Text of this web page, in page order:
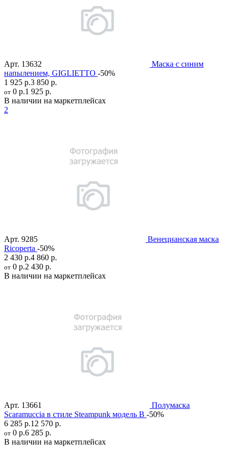
Арт. 13632
Маска с синим
напылением, GIGLIETTO -50%
1 925 р.3 850 р.
от 0 р.1 925 р.
В наличии на маркетплейсах
2
Арт. 9285
Венецианская маска
Ricoperta -50%
2 430 р.4 860 р.
от 0 р.2 430 р.
В наличии на маркетплейсах
Арт. 13661
Полумаска
Scaramuccia в стиле Steampunk модель B -50%
6 285 р.12 570 р.
от 0 р.6 285 р.
В наличии на маркетплейсах